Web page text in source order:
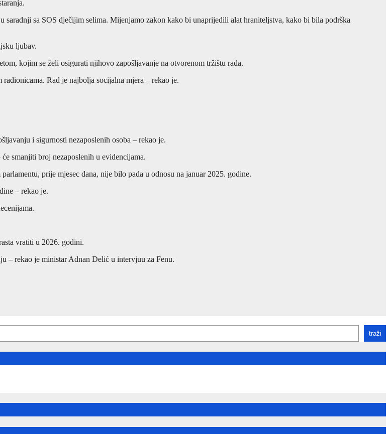
sa SOS dječijim selima. Mijenjamo zakon kako bi unaprijedili alat hraniteljstva, kako bi bila podrška
ljubav.
kojim se želi osigurati njihovo zapošljavanje na otvorenom tržištu rada.
Rad je najbolja socijalna mjera – rekao je.
i sigurnosti nezaposlenih osoba – rekao je.
smanjiti broj nezaposlenih u evidencijama.
prije mjesec dana, nije bilo pada u odnosu na januar 2025. godine.
– rekao je.
vratiti u 2026. godini.
– rekao je ministar Adnan Delić u intervjuu za Fenu.
traži